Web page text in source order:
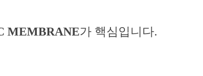
MEMBRANE가 핵심입니다.